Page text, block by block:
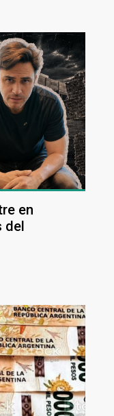
en
del